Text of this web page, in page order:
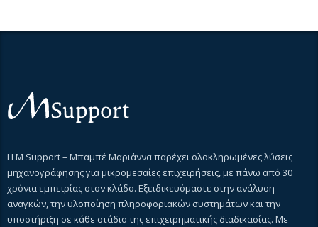
Η M Support – Μπαμπέ Μαριάννα παρέχει ολοκληρωμένες λύσεις
μηχανογράφησης για μικρομεσαίες επιχειρήσεις, με πάνω από 30
χρόνια εμπειρίας στον κλάδο. Εξειδικευόμαστε στην ανάλυση
αναγκών, την υλοποίηση πληροφοριακών συστημάτων και την
υποστήριξη σε κάθε στάδιο της επιχειρηματικής διαδικασίας. Με